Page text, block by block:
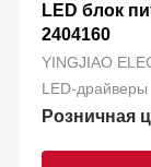
LED блок
2404160
YINGJIAO
LED-драйверы
Розничная